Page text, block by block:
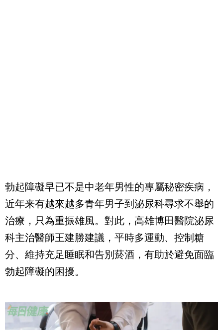
勃起障礙早已不是中老年男性的專屬秘密疾病，
近年来有越來越多青年男子到泌尿科尋求不舉的
治療，只為重振雄風。對此，高雄博田醫院泌尿
科主治醫師王建勝建議，平時多運動、控制糖
分、維持充足睡眠和告別菸酒，有助於避免面臨
勃起障礙的困擾。